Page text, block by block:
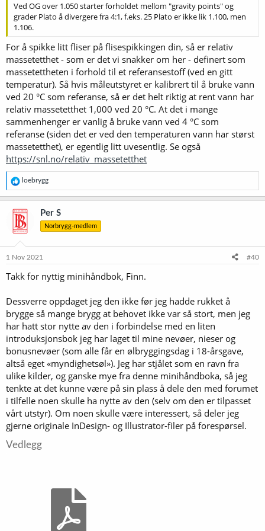
maillardreaksjoner. (Det er maillardreaksjoner som gir f.eks.
brødskorpa den fine fargen og den gode smaken når vi steiker
brødet.) En annen viktig effekt av kokingen er at proteinstoffer
uønsket materiale.
Vanlig koketid er en time, men noen ganger kokes det lengre enn
det. Humla tilsettes på ulike tidspunkter, alt etter hva man er ute
etter. Bitterhumle tilsettes gjerne når det er igjen en time, mens
resten tilsettes seinere, og gjerne helt mot slutten av kokingen.
Smaks- og aromastoffene i humla er flyktige oljer, og dampes fort
vekk, så den humla som skal gi smak og aroma, må ikke koke lenge.
Vi kan også tilsette humle seinere, under nedkjølingen etter
kokingen eller i løpet av gjæringen, om vi ønsker å gi ølet ekstra
sterkt preg av aromastoffene i humla.
For få felt ut de koagulerte proteinstoffene mest mulig effektivt,
tilsettes ofte et klarningsmiddel mot slutten av kokingen. Det er
også vanlig å tilsette litt gjærnæring her, siden vørteren kan være
fattig på noen stoffer som er viktige for gjæren.
Når kokingen er slutt, må vørteren kjøles ned. Det er viktig at det
vann gjennom en spiral av stål- eller kobberrør som senkes ned i
vørteren, en såkalt dyppkjøler (Det finnes også andre måter.)
Reinslighet av det ekstreme slaget blir fra dette øyeblikket av helt
gjæren er tilsatt - kommer i kontakt med, må være grundig vasket,
og desinfisert. Og alt utstyr som kan plukkes fra hverandre, må
plukkes fra hverandre før det reingjøres.
Til slutt tappes den avkjølte vørteren ut, mens bunnfallet, som for
det meste består av koagulert protein og humle, blir igjen i kjelen.
Gjæring
Så langt er det produsert humlet vørter. Nå skal det lages øl, og det
er det gjæren som gjør. Derfor er kunnskap om gjær, og om
hvordan gjæren bør behandles, nødvendig om du skal lage godt øl.
Det finnes mange typer ølgjær, og særpreget til de ulike øltypene
kommer delvis fra gjæren. Skal du f.eks. brygge et bayersk hveteøl -
cerevisiae og saccharromyces pastorianus. Cerevisiae produserer
det vi med et engelsk ord kaller ale, eller "overgjæret" øl, mens
pastorianus gir oss lagerøl, eller "undergjæret" øl. De fleste vil hevde
at pastorianus krever lavere temperaturer enn cerevisiae, helst ca
10 grader mot ca 20 for cerevisiae, og det betyr at for de fleste
Ved OG over 1.050 starter forholdet mellom "gravity points" og
grader Plato å divergere fra 4:1, f.eks. 25 Plato er ikke lik 1.100, men
1.106.
For å spikke litt fliser på flisespikkingen din, så er relativ
massetetthet - som er det vi snakker om her - definert som
massetettheten i forhold til et referansestoff (ved en gitt
temperatur). Så hvis måleutstyret er kalibrert til å bruke vann
ved 20 °C som referanse, så er det helt riktig at rent vann har
relativ massetetthet 1,000 ved 20 °C. At det i mange
sammenhenger er vanlig å bruke vann ved 4 °C som
referanse (siden det er ved den temperaturen vann har størst
massetetthet), er egentlig litt uvesentlig. Se også
https://snl.no/relativ_massetetthet
R
e
a
k
s
j
e
:
loebrygg
Per S
Norbrygg-medlem
1 Nov 2021 #40
Takk for nyttig minihåndbok, Finn.
Dessverre oppdaget jeg den ikke før jeg hadde rukket å
brygge så mange brygg at behovet ikke var så stort, men jeg
har hatt stor nytte av den i forbindelse med en liten
introduksjonsbok jeg har laget til mine nevøer, nieser og
bonusnevøer (som alle får en ølbryggingsdag i 18-årsgave,
altså eget «myndighetsøl»). Jeg har stjålet som en ravn fra
ulike kilder, og ganske mye fra denne minihåndboka, så jeg
tenkte at det kunne være på sin plass å dele den med forumet
i tilfelle noen skulle ha nytte av den (selv om den er tilpasset
vårt utstyr). Om noen skulle være interessert, så deler jeg
gjerne originale InDesign- og Illustrator-filer på forespørsel.
Vedlegg